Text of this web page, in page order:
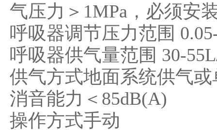
气压力＞1MPa，必须安
呼吸器调节压力范围
呼吸器供气量范围 30-
供气方式地面系统供气
消音能力＜85dB(A)
操作方式手动